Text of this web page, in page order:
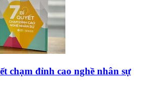
chạm đỉnh cao nghề nhân sự